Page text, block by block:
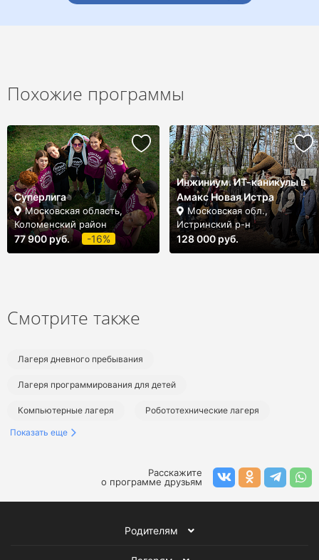
Похожие программы
Суперлига
Московская область,
Коломенский район
77 900 руб. -16%
Инжиниум. ИТ-каникулы в
Амакс Новая Истра
Московская обл.,
Истринский р-н
128 000 руб.
Смотрите также
Лагеря дневного пребывания
Лагеря программирования для детей
Компьютерные лагеря Робототехнические лагеря
Технические лагеря
Лагеря в Серпухове и Серпуховском районе
Лагеря программирования в Подмосковье
Показать еще
Расскажите
о программе друзьям
Родителям